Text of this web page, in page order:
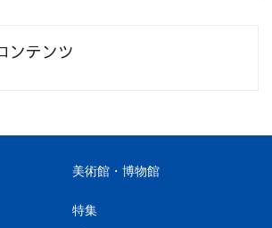
ンテンツ
美術館・博物館
特集